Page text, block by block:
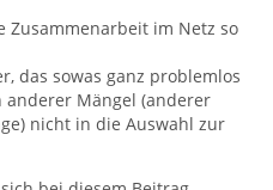
Zusammenarbeit im Netz so
das sowas ganz problemlos
anderer Mängel (anderer
nicht in die Auswahl zur